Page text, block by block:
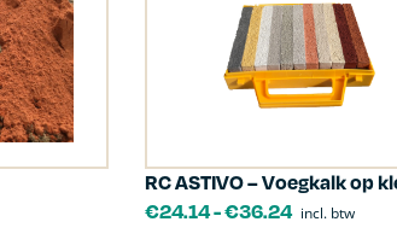
RC ASTIVO – Voegkalk op
€24.14-€36.24 incl. btw